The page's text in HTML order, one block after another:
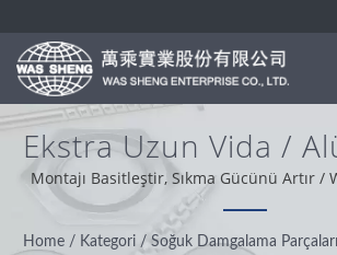
Ekstra Uzun Vida /
Bileşenler Ve İşleme
Üretimi | WAS
Montajı Basitleştir, Sıkma Gücünü Artır /
yılında kurulmuştur. Tek noktadan
değerimiz profesyonel, pratik ve sorun
Home / Kategori / Soğuk Damgalama Parçaları